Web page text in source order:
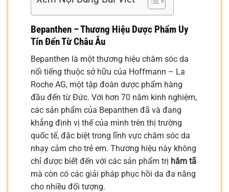
Bepanthen – Thương Hiệu Dược Phẩm Uy
Tín Đến Từ Châu Âu
Bepanthen là một thương hiệu chăm sóc da
nổi tiếng thuộc sở hữu của Hoffmann – La
Roche AG, một tập đoàn dược phẩm hàng
đầu đến từ Đức. Với hơn 70 năm kinh nghiệm,
các sản phẩm của Bepanthen đã và đang
khẳng định vị thế của mình trên thị trường
quốc tế, đặc biệt trong lĩnh vực chăm sóc da
nhạy cảm cho trẻ em. Thương hiệu này không
chỉ được biết đến với các sản phẩm trị hăm tã
mà còn có các giải pháp phục hồi da đa năng
cho nhiều đối tượng.